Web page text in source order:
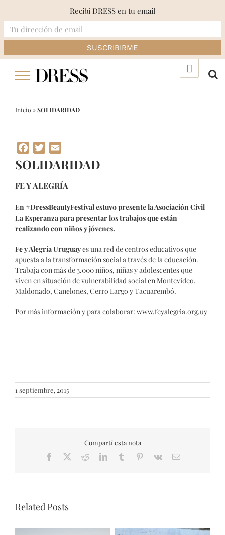
Inicio »SOLIDARIDAD
Facebook
Twitter
SOLIDARIDAD
FE Y ALEGRÍA
En #DressBeautyFestival estuvo presente la Asociación Civil
La Esperanza para presentar los trabajos que están
realizando con niños y jóvenes.
Fe y Alegría Uruguayes una red de centros educativos que
apuesta a la transformación social a través de la educación.
Trabaja con más de 3.000 niños, niñas y adolescentes que
viven en situación de vulnerabilidad social en Montevideo,
Maldonado, Canelones, Cerro Largo y Tacuarembó.
Por más información y para colaborar: www.feyalegria.org.uy
1 septiembre, 2015
Compartí esta nota
Facebook RedditLinkedInTumblr Pinterest
Vk Email
Related Posts
Recibí DRESS en tu email